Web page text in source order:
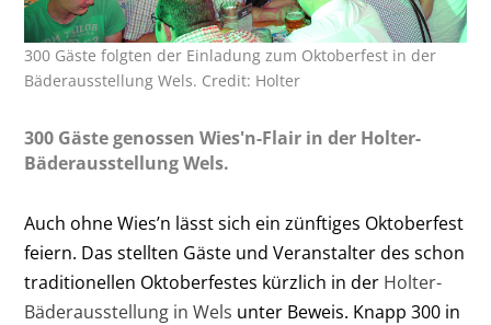
300 Gäste folgten der Einladung zum Oktoberfest in der
Bäderausstellung Wels. Credit: Holter
300 Gäste genossen Wies'n-Flair in der Holter-
Bäderausstellung Wels.
Auch ohne Wies’n lässt sich ein zünftiges Oktoberfest
feiern. Das stellten Gäste und Veranstalter des schon
traditionellen Oktoberfestes kürzlich in der Holter-
Bäderausstellung in Wels unter Beweis. Knapp 300 in